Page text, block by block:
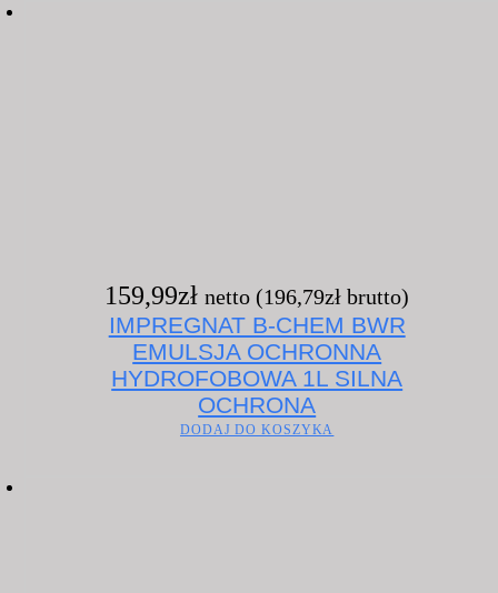
159,99zł netto (196,79zł brutto)
IMPREGNAT B-CHEM BWR
EMULSJA OCHRONNA
HYDROFOBOWA 1L SILNA
OCHRONA
DODAJ DO KOSZYKA